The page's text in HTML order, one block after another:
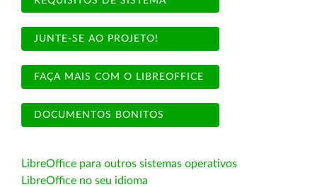
JUNTE-SE AO PROJETO!
FAÇA MAIS COM O LIBREOFFICE
DOCUMENTOS BONITOS
LibreOffice para outros sistemas operativos
LibreOffice no seu idioma